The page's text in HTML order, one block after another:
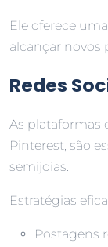
Ele oferece
alcançar novos
Redes
As plataformas
Pinterest, são
semijoias.
Estratégias
Postagens